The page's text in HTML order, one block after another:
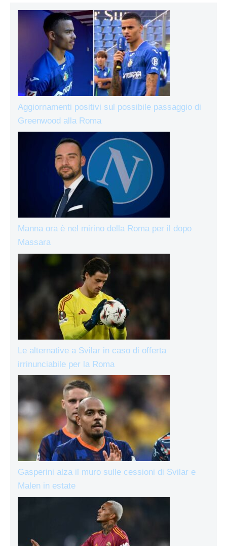
Aggiornamenti positivi sul possibile passaggio di
Greenwood alla Roma
Manna ora è nel mirino della Roma per il dopo
Massara
Le alternative a Svilar in caso di offerta
irrinunciabile per la Roma
Gasperini alza il muro sulle cessioni di Svilar e
Malen in estate